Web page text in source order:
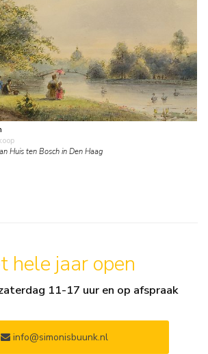
Huis ten Bosch in Den Haag
hele jaar open
11-17 uur en op afspraak
info@simonisbuunk.nl